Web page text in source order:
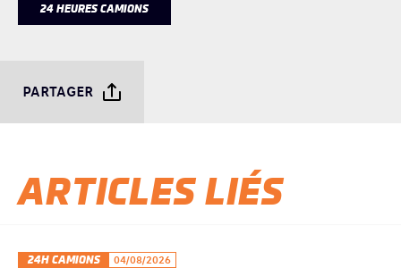
24 HEURES CAMIONS
PARTAGER
ARTICLES LIÉS
24H CAMIONS 04/08/2026